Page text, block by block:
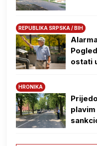
REPUBLIKA SRPSKA / BIH
ostati
HRONIKA